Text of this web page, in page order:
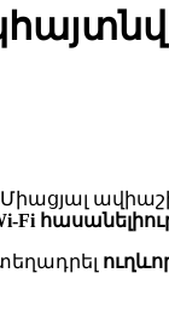
Միացյալ
Fi